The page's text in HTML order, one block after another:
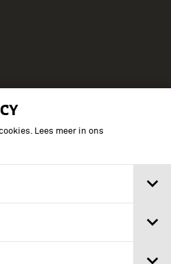
Lees meer in ons
Defensiemusea,